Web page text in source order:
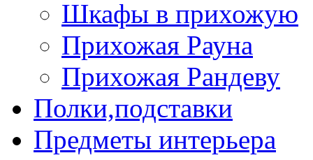
Шкафы в прихожую
Прихожая Рауна
Прихожая Рандеву
Полки,подставки
Предметы интерьера